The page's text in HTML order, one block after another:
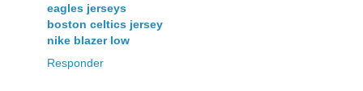
eagles jerseys
boston celtics jersey
nike blazer low
Responder